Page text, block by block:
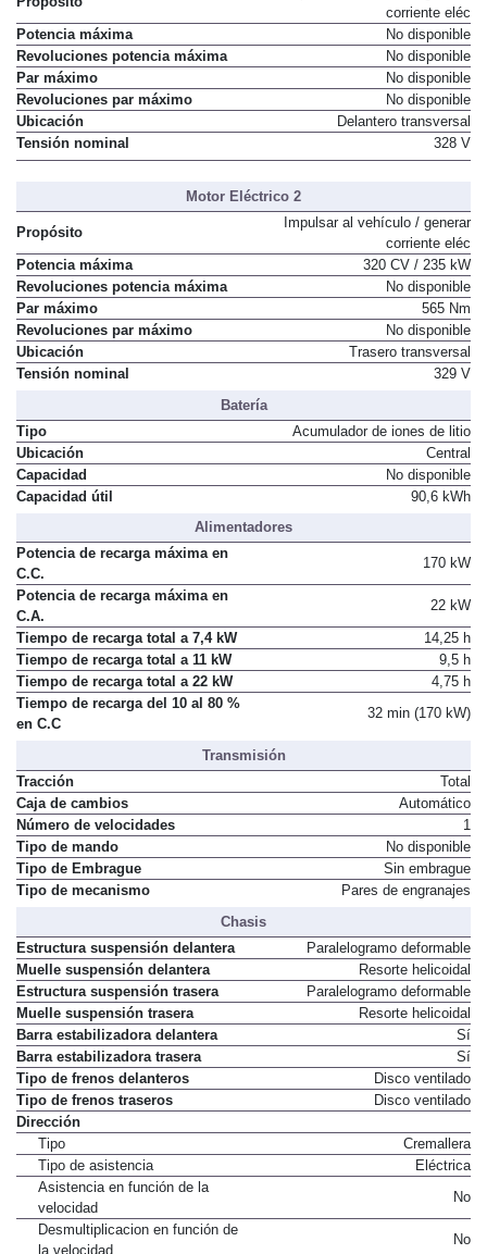
Propósito
Impulsar al vehículo / generar
corriente eléc
Potencia máxima
No disponible
Revoluciones potencia máxima
No disponible
Par máximo
No disponible
Revoluciones par máximo
No disponible
Ubicación
Delantero transversal
Tensión nominal
328 V
Motor Eléctrico 2
Propósito
Impulsar al vehículo / generar
corriente eléc
Potencia máxima
320 CV / 235 kW
Revoluciones potencia máxima
No disponible
Par máximo
565 Nm
Revoluciones par máximo
No disponible
Ubicación
Trasero transversal
Batería
Tipo
Acumulador de iones de litio
Ubicación
Central
Capacidad
No disponible
Alimentadores
Potencia de recarga máxima en
C.C.
170 kW
Potencia de recarga máxima en
C.A.
22 kW
Tiempo de recarga total a 7,4 kW
14,25 h
Tiempo de recarga total a 11 kW
9,5 h
Tiempo de recarga total a 22 kW
Tiempo de recarga del 10 al 80 %
Transmisión
Tracción
Total
Caja de cambios
Automático
Número de velocidades
1
Tipo de mando
No disponible
Tipo de Embrague
Sin embrague
Chasis
Estructura suspensión delantera
Paralelogramo deformable
Muelle suspensión delantera
Resorte helicoidal
Estructura suspensión trasera
Paralelogramo deformable
Muelle suspensión trasera
Resorte helicoidal
Barra estabilizadora delantera
Sí
Barra estabilizadora trasera
Sí
Tipo de frenos delanteros
Disco ventilado
Tipo de frenos traseros
Dirección
Tipo
Cremallera
Tipo de asistencia
Asistencia en función de la
velocidad
No
Desmultiplicacion en función de